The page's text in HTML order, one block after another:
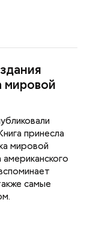
мировой
принесла
мировой
самые